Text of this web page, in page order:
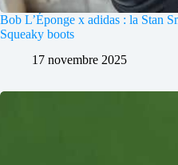
Bob L’Éponge x adidas : la Stan
Squeaky boots
17 novembre 2025